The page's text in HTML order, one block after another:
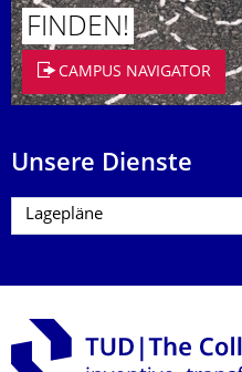
FINDEN!
CAMPUS NAVIGATOR
Unsere Dienste